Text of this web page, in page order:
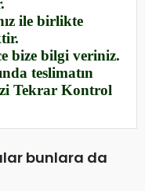
ile birlikte
bize bilgi veriniz.
teslimatın
Tekrar Kontrol
bunlara da